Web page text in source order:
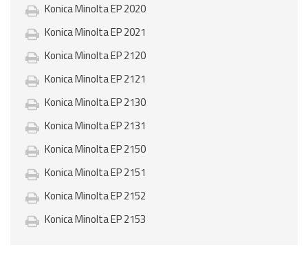
Konica Minolta EP 2020
Konica Minolta EP 2021
Konica Minolta EP 2120
Konica Minolta EP 2121
Konica Minolta EP 2130
Konica Minolta EP 2131
Konica Minolta EP 2150
Konica Minolta EP 2151
Konica Minolta EP 2152
Konica Minolta EP 2153